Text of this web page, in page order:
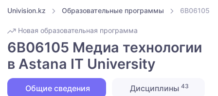
Univision.kz Образовательные программы 6B06105
Новая образовательная программа
6B06105 Медиа технологии
в Astana IT University
Общие сведения Дисциплины 43